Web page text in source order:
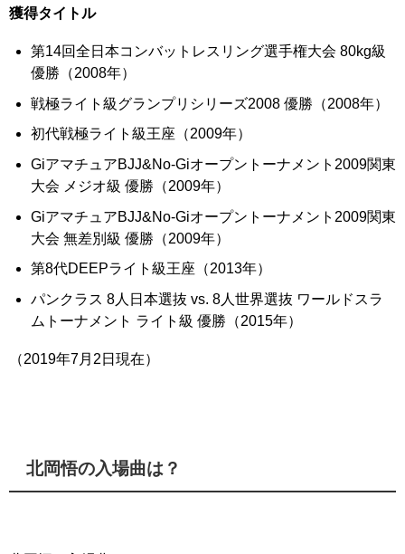
獲得タイトル
第14回全日本コンバットレスリング選手権大会 80kg級
優勝（2008年）
戦極ライト級グランプリシリーズ2008 優勝（2008年）
初代戦極ライト級王座（2009年）
GiアマチュアBJJ&No-Giオープントーナメント2009関東
大会 メジオ級 優勝（2009年）
GiアマチュアBJJ&No-Giオープントーナメント2009関東
大会 無差別級 優勝（2009年）
第8代DEEPライト級王座（2013年）
パンクラス 8人日本選抜 vs. 8人世界選抜 ワールドスラ
ムトーナメント ライト級 優勝（2015年）
（2019年7月2日現在）
北岡悟の入場曲は？